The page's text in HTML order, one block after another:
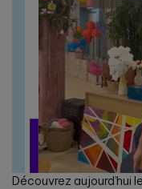
Découvrez aujourd’hui